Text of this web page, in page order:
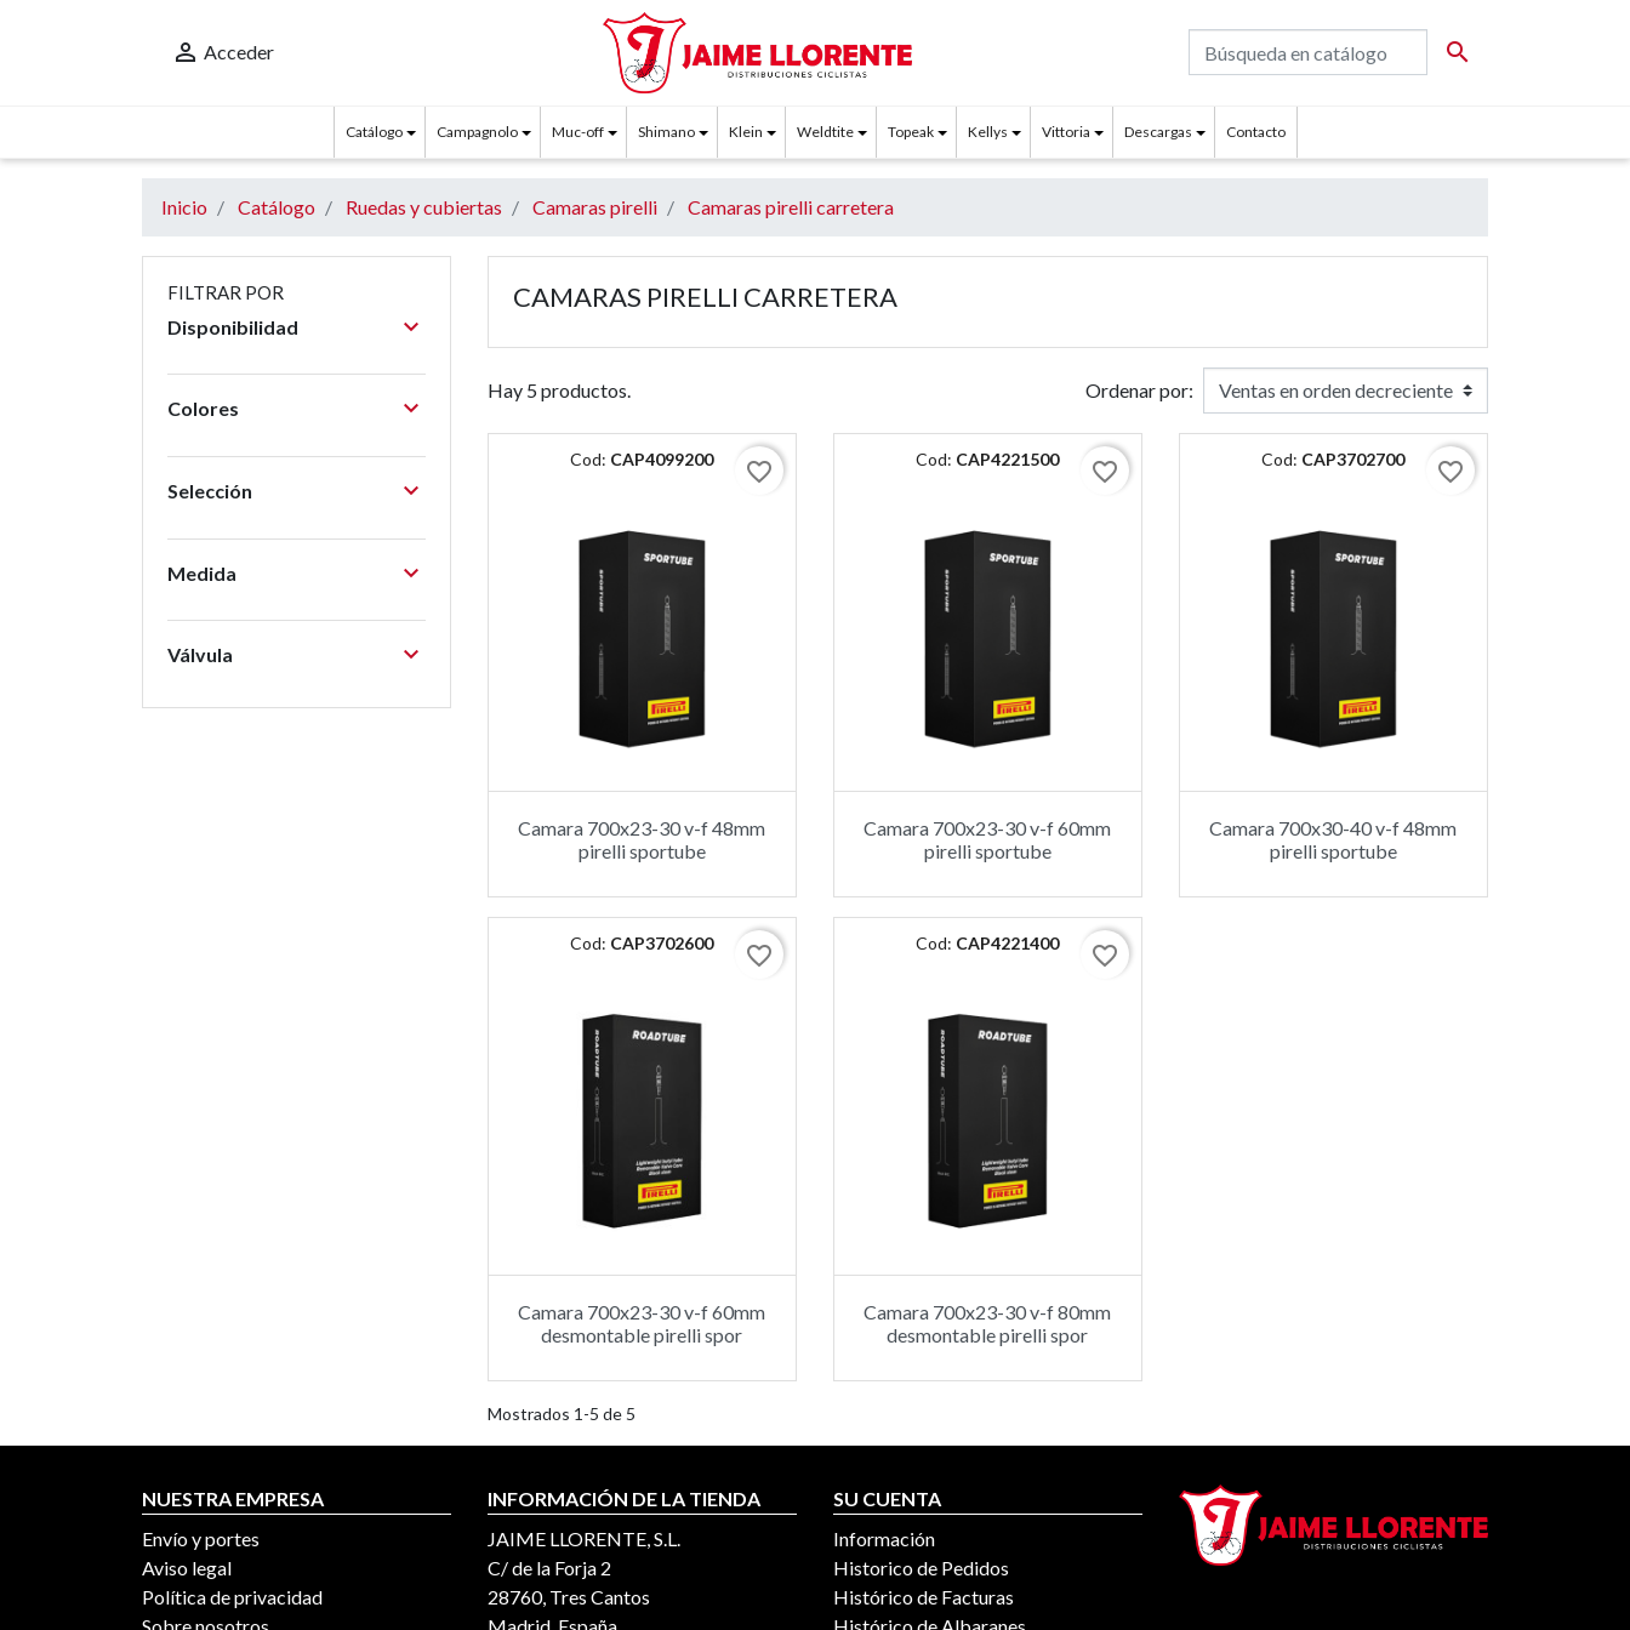
 Acceder 
Catálogo Campagnolo Muc-off Shimano Klein Weldtite Topeak Kellys Vittoria Descargas Contacto
Inicio Catálogo Ruedas y cubiertas Camaras pirelli Camaras pirelli carretera
FILTRAR POR
Disponibilidad 
Colores 
Selección 
Medida 
Válvula 
CAMARAS PIRELLI CARRETERA
Hay 5 productos. Ordenar por:
Cod: CAP4099200 favorite_border
Camara 700x23-30 v-f 48mm
pirelli sportube
Cod: CAP4221500 favorite_border
Camara 700x23-30 v-f 60mm
pirelli sportube
Cod: CAP3702700 favorite_border
Camara 700x30-40 v-f 48mm
pirelli sportube
Cod: CAP3702600 favorite_border
Camara 700x23-30 v-f 60mm
desmontable pirelli spor
Cod: CAP4221400 favorite_border
Camara 700x23-30 v-f 80mm
desmontable pirelli spor
Mostrados 1-5 de 5
NUESTRA EMPRESA
Envío y portes
Aviso legal
Política de privacidad
INFORMACIÓN DE LA TIENDA
JAIME LLORENTE, S.L.
C/ de la Forja 2
28760, Tres Cantos
SU CUENTA
Información
Historico de Pedidos
Histórico de Facturas